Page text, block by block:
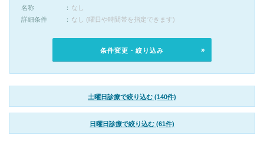
名称
なし
詳細条件
なし (曜日や時間帯を指定できます)
条件変更・絞り込み
土曜日診療で絞り込む (140件)
日曜日診療で絞り込む (61件)